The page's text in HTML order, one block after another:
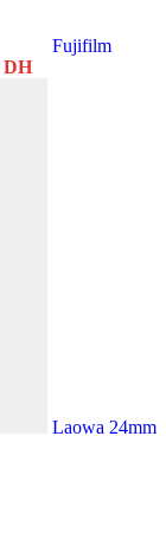
Fujifilm
DHLe
Laowa 24mm